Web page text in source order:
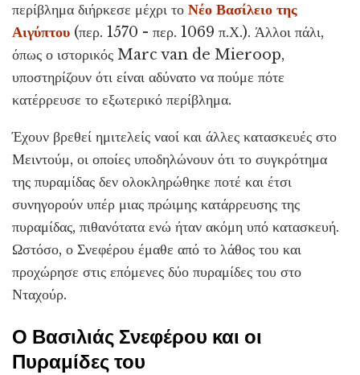
περίβλημα διήρκεσε μέχρι το Νέο Βασίλειο της
Αιγύπτου (περ. 1570 - περ. 1069 π.Χ.). Άλλοι πάλι,
όπως ο ιστορικός Marc van de Mieroop,
υποστηρίζουν ότι είναι αδύνατο να πούμε πότε
κατέρρευσε το εξωτερικό περίβλημα.
Έχουν βρεθεί ημιτελείς ναοί και άλλες κατασκευές στο
Μειντούμ, οι οποίες υποδηλώνουν ότι το συγκρότημα
της πυραμίδας δεν ολοκληρώθηκε ποτέ και έτσι
συνηγορούν υπέρ μιας πρώιμης κατάρρευσης της
πυραμίδας, πιθανότατα ενώ ήταν ακόμη υπό κατασκευή.
Ωστόσο, ο Σνεφέρου έμαθε από το λάθος του και
προχώρησε στις επόμενες δύο πυραμίδες του στο
Νταχούρ.
Ο Βασιλιάς Σνεφέρου και οι
Πυραμίδες του